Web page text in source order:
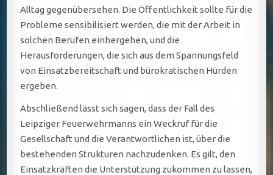
Alltag gegenübersehen. Die Öffentlichkeit sollte für die
Probleme sensibilisiert werden, die mit der Arbeit in
solchen Berufen einhergehen, und die
Herausforderungen, die sich aus dem Spannungsfeld
von Einsatzbereitschaft und bürokratischen Hürden
ergeben.
Abschließend lässt sich sagen, dass der Fall des
Leipziger Feuerwehrmanns ein Weckruf für die
Gesellschaft und die Verantwortlichen ist, über die
bestehenden Strukturen nachzudenken. Es gilt, den
Einsatzkräften die Unterstützung zukommen zu lassen,